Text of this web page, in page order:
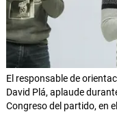
El responsable de
David Plá, aplaude
Congreso del partido, en